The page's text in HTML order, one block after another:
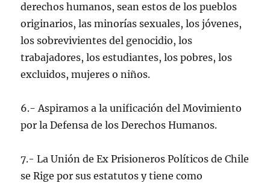
derechos humanos, sean estos de los pueblos
originarios, las minorías sexuales, los jóvenes,
los sobrevivientes del genocidio, los
trabajadores, los estudiantes, los pobres, los
excluidos, mujeres o niños.
6.- Aspiramos a la unificación del Movimiento
por la Defensa de los Derechos Humanos.
7.- La Unión de Ex Prisioneros Políticos de Chile
se Rige por sus estatutos y tiene como